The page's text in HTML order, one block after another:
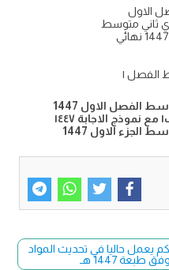
الاول
ثاني متوسط
الفصل ١
الفصل الاول 1447
الجزء الاول 1447
يعمل حاليا في تحديث المواد
1447 هـ